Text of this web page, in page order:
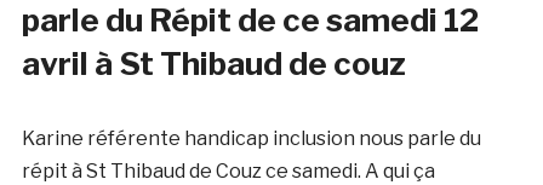
parle du Répit de ce samedi 12
avril à St Thibaud de couz
Karine référente handicap inclusion nous parle du
répit à St Thibaud de Couz ce samedi. A qui ça